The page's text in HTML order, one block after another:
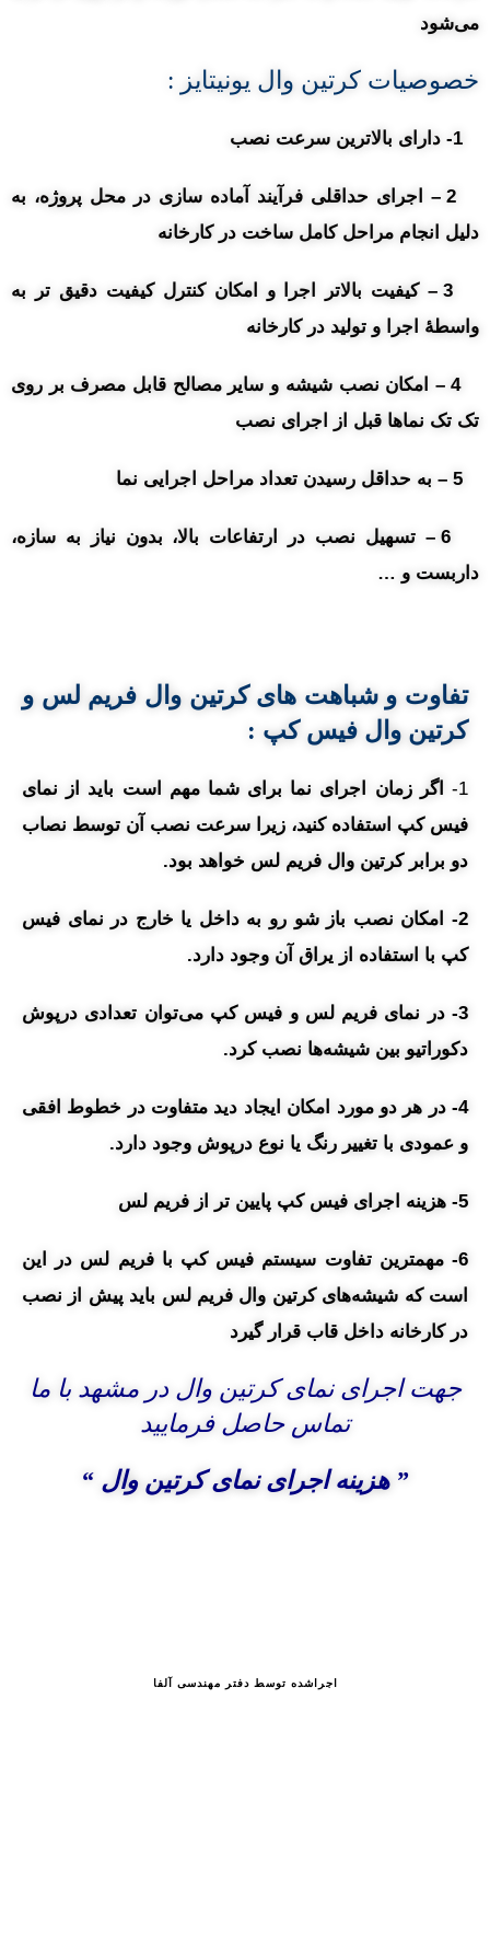
می‌شود
خصوصیات کرتین وال یونیتایز :
2 – اجرای حداقلی فرآیند آماده سازی در محل پروژه، به
دلیل انجام مراحل کامل ساخت در کارخانه
3 – کیفیت بالاتر اجرا و امکان کنترل کیفیت دقیق تر به
واسطۀ اجرا و تولید در کارخانه
4 – امکان نصب شیشه و سایر مصالح قابل مصرف بر روی
تک تک نماها قبل از اجرای نصب
6 – تسهیل نصب در ارتفاعات بالا، بدون نیاز به سازه،
داربست و …
تفاوت و شباهت های کرتین وال فریم لس و
کرتین وال فیس کپ :
1-
اگر زمان اجرای نما برای شما مهم است باید از نمای
فیس کپ استفاده کنید، زیرا سرعت نصب آن توسط نصاب
دو برابر کرتین وال فریم لس خواهد بود.
2- امکان نصب باز شو رو به داخل یا خارج در نمای فیس
کپ با استفاده از یراق آن وجود دارد.
3- در نمای فریم لس و فیس کپ می‌توان تعدادی درپوش
دکوراتیو بین شیشه‌ها نصب کرد.
4- در هر دو مورد امکان ایجاد دید متفاوت در خطوط افقی
و عمودی با تغییر رنگ یا نوع درپوش وجود دارد.
5- هزینه اجرای فیس کپ پایین تر از فریم لس
6- مهمترین تفاوت سیستم فیس کپ با فریم لس در این
است که شیشه‌های کرتین وال فریم لس باید پیش از نصب
در کارخانه داخل قاب قرار گیرد
جهت اجرای نمای کرتین وال در مشهد با ما
تماس حاصل فرمایید
” هزینه اجرای نمای کرتین وال “
اجراشده توسط دفتر مهندسی آلفا